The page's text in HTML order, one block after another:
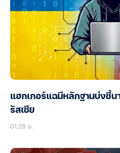
แฮกเกอร์แฉมีหลักฐานบ่งชี้น
รัสเซีย
01:28 น.